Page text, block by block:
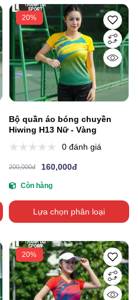
20%
Bộ quần áo bóng chuyền
Hiwing H13 Nữ - Vàng
0 đánh giá
200,000đ 160,000đ
Còn hàng
Lựa chọn phân loại
20%